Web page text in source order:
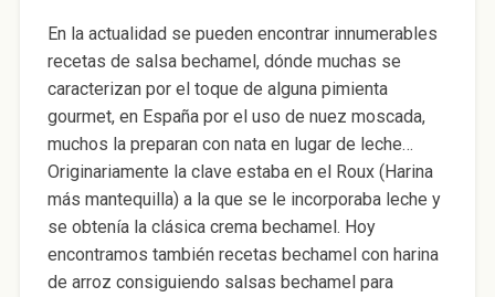
En la actualidad se pueden encontrar innumerables
recetas de salsa bechamel, dónde muchas se
caracterizan por el toque de alguna pimienta
gourmet, en España por el uso de nuez moscada,
muchos la preparan con nata en lugar de leche…
Originariamente la clave estaba en el Roux (Harina
más mantequilla) a la que se le incorporaba leche y
se obtenía la clásica crema bechamel. Hoy
encontramos también recetas bechamel con harina
de arroz consiguiendo salsas bechamel para